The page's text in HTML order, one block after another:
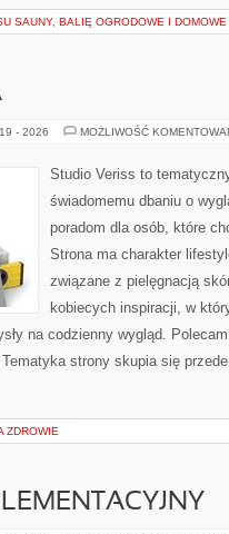
SAUNY, BALIĘ OGRODOWE I DOMOWE
- 2026 MOŻLIWOŚĆ
Studio Veriss to
świadomemu dbaniu o
poradom dla osób, które
Strona ma charakter
związane z pielęgnacją
kobiecych inspiracji, w
na codzienny wygląd.
strony skupia się
ZDROWIE